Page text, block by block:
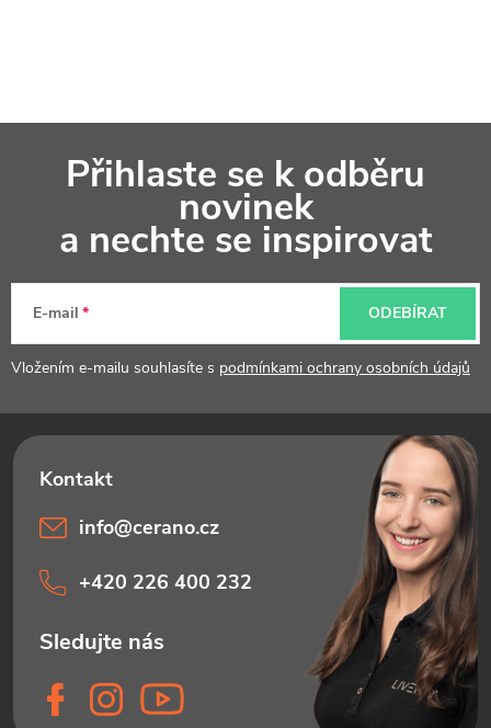
a
Přihlaste se k odběru
novinek
a nechte se inspirovat
E-mail
Vložením e-mailu souhlasíte s podmínkami ochrany osobních údajů
ODEBÍRAT
info@cerano.cz
+420 226 400 232